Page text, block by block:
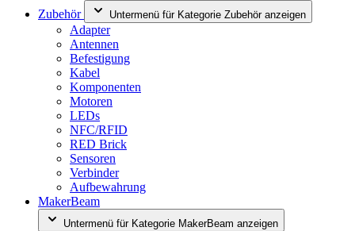
Zubehör
Untermenü für Kategorie Zubehör anzeigen
Adapter
Antennen
Befestigung
Kabel
Komponenten
Motoren
LEDs
NFC/RFID
RED Brick
Sensoren
Verbinder
Aufbewahrung
MakerBeam
Untermenü für Kategorie MakerBeam anzeigen